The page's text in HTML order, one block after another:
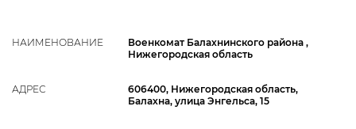
НАИМЕНОВАНИЕ
Военкомат Балахнинского района ,
Нижегородская область
АДРЕС
606400, Нижегородская область,
Балахна, улица Энгельса, 15